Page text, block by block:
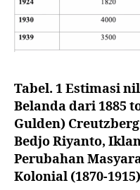
Tabel. 1 Estimasi
Belanda dari 1885
Gulden)
Bedjo Riyanto,
Perubahan
Kolonial (1870-